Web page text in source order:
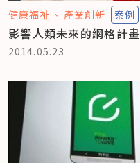
健康福祉 產業創新 案例
影響人類未來的網格計畫
2014.05.23